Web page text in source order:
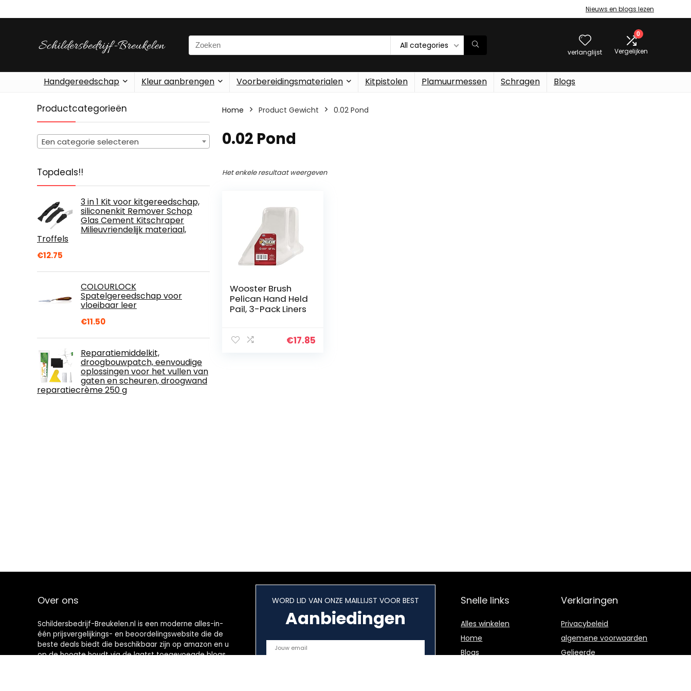
Nieuws en blogs lezen
Search
for:
All categories
verlanglijst
0
Vergelijken
Handgereedschap Kleur aanbrengen Voorbereidingsmaterialen Kitpistolen Plamuurmessen Schragen Blogs
Productcategorieën
Een categorie selecteren
Topdeals!!
3 in 1 Kit voor kitgereedschap,
siliconenkit Remover Schop
Glas Cement Kitschraper
Milieuvriendelijk materiaal,
Troffels
€12.75
COLOURLOCK
Spatelgereedschap voor
vloeibaar leer
€11.50
Reparatiemiddelkit,
droogbouwpatch, eenvoudige
oplossingen voor het vullen van
gaten en scheuren, droogwand
reparatiecrème 250 g
Home Product Gewicht ‎0.02 Pond
‎0.02 Pond
Het enkele resultaat weergeven
Wooster Brush
Pelican Hand Held
Pail, 3-Pack Liners
€17.85
Over ons
Schildersbedrijf-Breukelen.nl is een moderne alles-in-
één prijsvergelijkings- en beoordelingswebsite die de
beste deals biedt die beschikbaar zijn op amazon en u
op de hoogte houdt via de laatst toegevoegde blogs.
WORD LID VAN ONZE MAILLIJST VOOR BEST
Aanbiedingen
Snelle links
Alles winkelen
Home
Blogs
Verklaringen
Privacybeleid
algemene voorwaarden
Gelieerde